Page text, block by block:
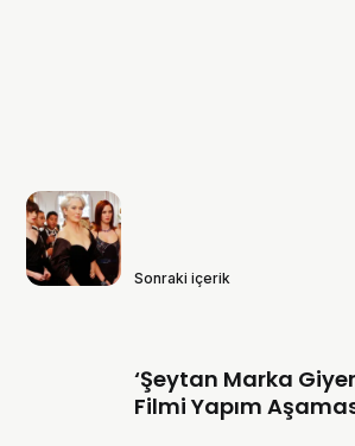
Sonraki içerik
‘Şeytan Marka
Filmi Yapım